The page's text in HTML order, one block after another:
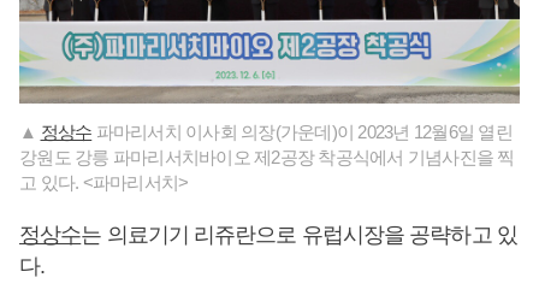
▲ 정상수 파마리서치 이사회 의장(가운데)이 2023년 12월6일 열린
강원도 강릉 파마리서치바이오 제2공장 착공식에서 기념사진을 찍
고 있다. <파마리서치>
정상수는 의료기기 리쥬란으로 유럽시장을 공략하고 있
다.